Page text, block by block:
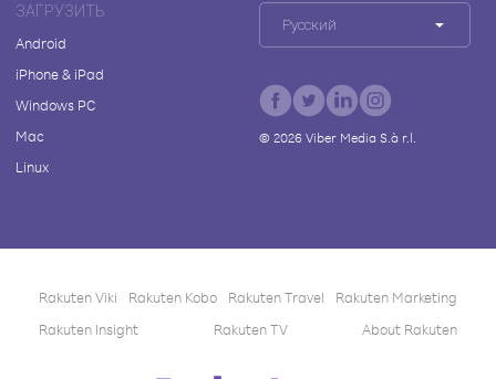
ЗАГРУЗИТЬ
Android
iPhone & iPad
Windows PC
Mac
Linux
Русский
© 2026Viber Media S.à r.l.
Rakuten Viki Rakuten Kobo Rakuten Travel
Rakuten Marketing
Rakuten Insight
Rakuten TV About Rakuten